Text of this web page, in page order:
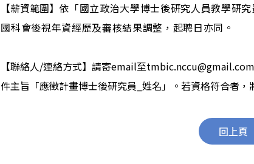
【薪資範圍】 依「國立政治大學博士後研究人員教學研
國科會後視年資經歷及審核結果調整，起聘日亦同。
【聯絡人/連絡方式】請寄email至tmbic.nccu@gmail.com
件主旨「應徵計畫博士後研究員 _姓名」。若資格符合者，
回上頁